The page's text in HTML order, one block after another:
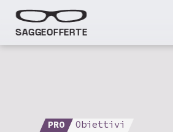
SAGGEOFFERTE
PRO Obiettivi